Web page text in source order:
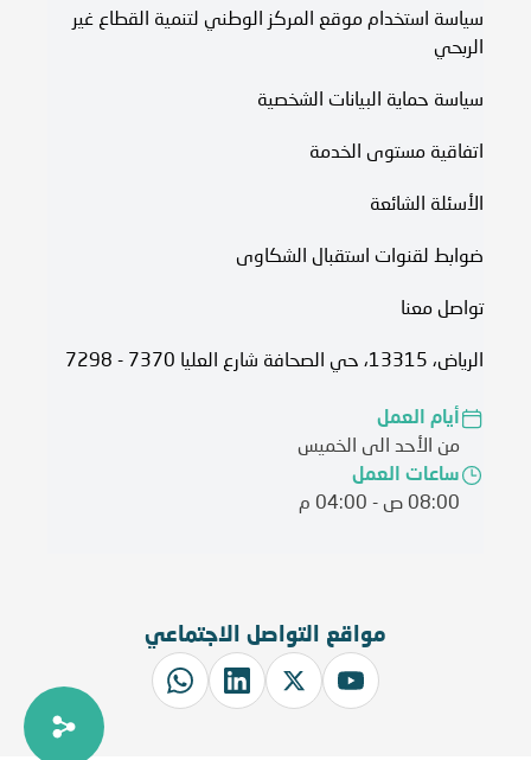
سياسة استخدام موقع المركز الوطني لتنمية القطاع غير
الربحي
سياسة حماية البيانات الشخصية
اتفاقية مستوى الخدمة​
الأسئلة الشائعة
ضوابط لقنوات استقبال الشكاوى
تواصل معنا
الرياض، 13315، حي الصحافة شارع العليا 7370 - 7298
أيام العمل
من الأحد الى الخميس
ساعات العمل
08:00 ص - 04:00 م
مواقع التواصل الاجتماعي